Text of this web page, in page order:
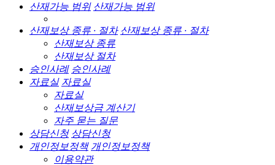
산재가능 범위 산재가능 범위
산재보상 종류 · 절차 산재보상 종류 · 절차
산재보상 종류
산재보상 절차
승인사례 승인사례
자료실 자료실
자료실
산재보상금 계산기
자주 묻는 질문
상담신청 상담신청
개인정보정책 개인정보정책
이용약관